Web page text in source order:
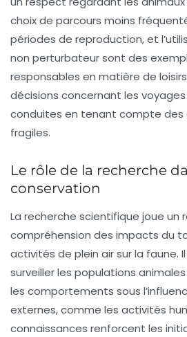
choix de parcours moins
périodes de reproduction, et
non perturbateur sont des
responsables en matière de
décisions concernant les
conduites en tenant compte des
fragiles.
Le rôle de la recherche
conservation
La recherche scientifique joue un
compréhension des impacts du
activités de plein air sur la faune.
surveiller les populations
les comportements sous
externes, comme les activités
connaissances renforcent les